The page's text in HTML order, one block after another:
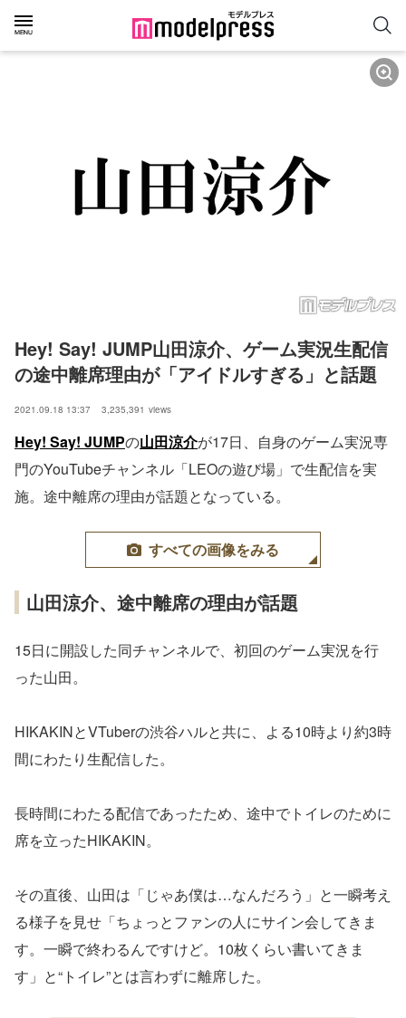
Hey! Say! JUMP山田涼介、ゲーム実況生配信
の途中離席理由が「アイドルすぎる」と話題
2021.09.18 13:37 3,235,391 views
Hey! Say! JUMPの山田涼介が17日、自身のゲーム実況専
門のYouTubeチャンネル「LEOの遊び場」で生配信を実
施。途中離席の理由が話題となっている。
すべての画像をみる
山田涼介、途中離席の理由が話題
15日に開設した同チャンネルで、初回のゲーム実況を行
った山田。
HIKAKINとVTuberの渋谷ハルと共に、よる10時より約3時
間にわたり生配信した。
長時間にわたる配信であったため、途中でトイレのために
席を立ったHIKAKIN。
その直後、山田は「じゃあ僕は…なんだろう」と一瞬考え
る様子を見せ「ちょっとファンの人にサイン会してきま
す。一瞬で終わるんですけど。10枚くらい書いてきま
す」と“トイレ”とは言わずに離席した。